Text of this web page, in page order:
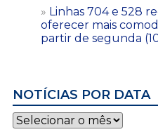
Linhas 704 e 528
oferecer mais
partir de segunda
NOTÍCIAS POR DATA
Notícias
por